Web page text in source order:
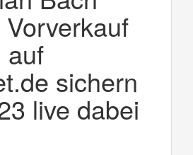
auf
sichern
live dabei